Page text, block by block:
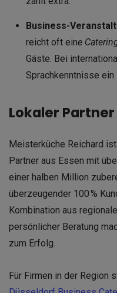
Business-
reicht oft eine
Gäste. Bei
Sprachkenntnisse ein
Lokaler
Meisterküche Reichard
Partner aus Essen mit
einer halben Million
überzeugender 100 %
Kombination aus
persönlicher Beratung
zum Erfolg.
Für Firmen in der Region